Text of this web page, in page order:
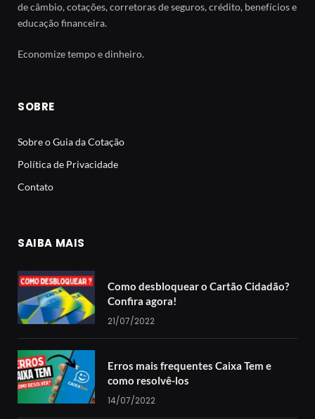
de câmbio, cotações, corretoras de seguros, crédito, benefícios e
educação financeira.
Economize tempo e dinheiro.
SOBRE
Sobre o Guia da Cotação
Política de Privacidade
Contato
SAIBA MAIS
Como desbloquear o Cartão Cidadão?
Confira agora!
21/07/2022
Erros mais frequentes Caixa Tem e
como resolvê-los
14/07/2022